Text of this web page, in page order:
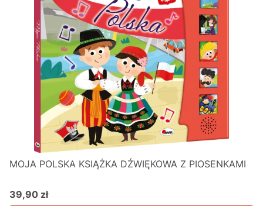
MOJA POLSKA KSIĄŻKA DŹWIĘKOWA Z PIOSENKAMI
Cena
39,90 zł